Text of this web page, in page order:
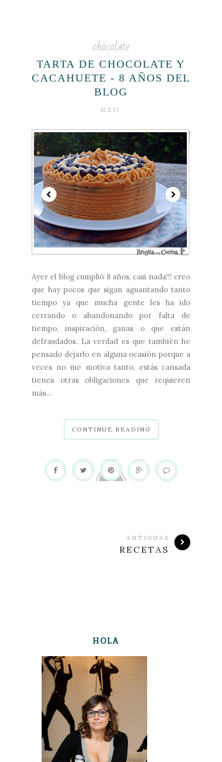
chocolate
TARTA DE CHOCOLATE Y
CACAHUETE - 8 AÑOS DEL
BLOG
15.5.17
Ayer el blog cumplió 8 años, casi nada!!! creo
que hay pocos que sigan aguantando tanto
tiempo ya que mucha gente les ha ido
cerrando o abandonando por falta de
tiempo, inspiración, ganas o que están
defraudados. La verdad es que también he
pensado dejarlo en alguna ocasión porque a
veces no me motiva tanto, estás cansada
tienes otras obligaciones que requieren
más...
CONTINUE READING
ANTIGUAS
RECETAS
HOLA